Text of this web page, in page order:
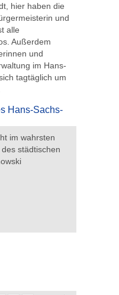
hier haben die
und
alle
Außerdem
und
im Hans-
tagtäglich um
im wahrsten
städtischen